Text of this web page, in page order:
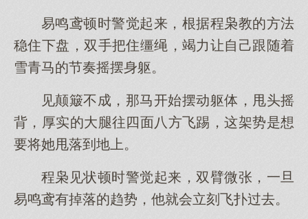
易鸣鸢顿时警觉起来，根据程枭教的方法
稳住下盘，双手把住缰绳，竭力让自己跟随着
雪青马的节奏摇摆身躯。
见颠簸不成，那马开始摆动躯体，甩头摇
背，厚实的大腿往四面八方飞踢，这架势是想
要将她甩落到地上。
程枭见状顿时警觉起来，双臂微张，一旦
易鸣鸢有掉落的趋势，他就会立刻飞扑过去。